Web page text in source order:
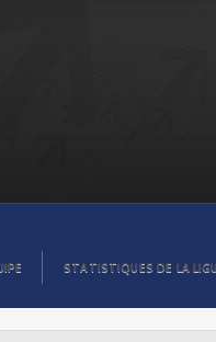
STATISTIQUES DE LA